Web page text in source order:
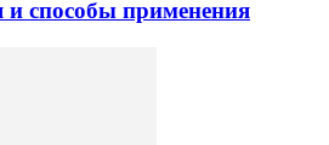
и способы применения